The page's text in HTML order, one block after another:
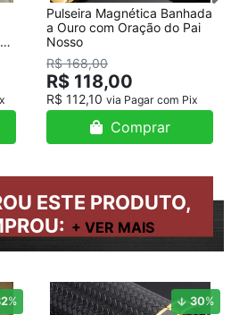
Pulseira Magnética Banhada
a Ouro com Oração do Pai
Nosso
R$ 168,00
R$ 118,00
R$ 112,10 via Pagar com Pix
Comprar
ESTE PRODUTO,
% 30%